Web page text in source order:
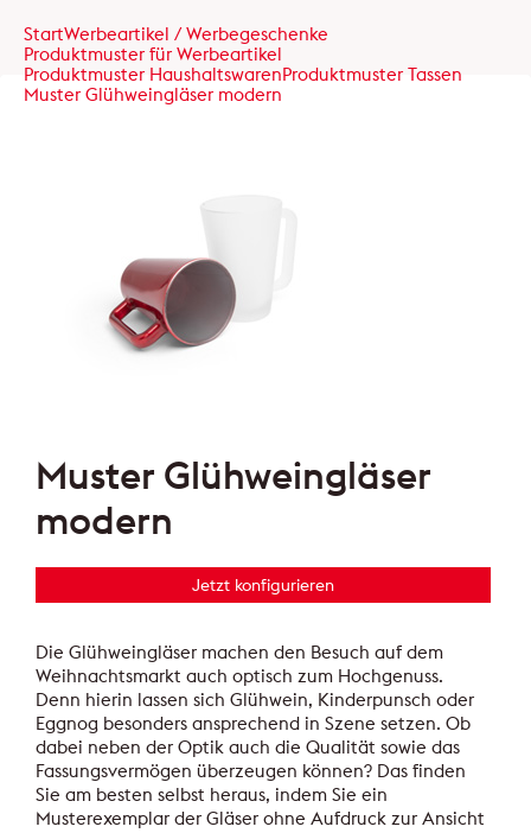
StartWerbeartikel / Werbegeschenke
Produktmuster für Werbeartikel
Produktmuster HaushaltswarenProduktmuster Tassen
Muster Glühweingläser modern
Muster Glühweingläser
modern
Jetzt konfigurieren
Die Glühweingläser machen den Besuch auf dem
Weihnachtsmarkt auch optisch zum Hochgenuss.
Denn hierin lassen sich Glühwein, Kinderpunsch oder
Eggnog besonders ansprechend in Szene setzen. Ob
dabei neben der Optik auch die Qualität sowie das
Fassungsvermögen überzeugen können? Das finden
Sie am besten selbst heraus, indem Sie ein
Musterexemplar der Gläser ohne Aufdruck zur Ansicht